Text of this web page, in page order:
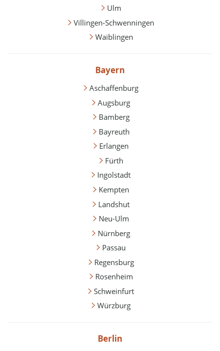
Ulm
Villingen-Schwenningen
Waiblingen
Bayern
Aschaffenburg
Augsburg
Bamberg
Bayreuth
Erlangen
Fürth
Ingolstadt
Kempten
Landshut
Neu-Ulm
Nürnberg
Passau
Regensburg
Rosenheim
Schweinfurt
Würzburg
Berlin